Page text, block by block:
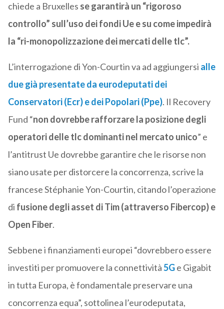
chiede a Bruxelles se garantirà un “rigoroso
controllo” sull’uso dei fondi Ue e su come impedirà
la “ri-monopolizzazione dei mercati delle tlc”.
L’interrogazione di Yon-Courtin va ad aggiungersi alle
due già presentate da eurodeputati dei
Conservatori (Ecr) e dei Popolari (Ppe). Il Recovery
Fund “non dovrebbe rafforzare la posizione degli
operatori delle tlc dominanti nel mercato unico” e
l’antitrust Ue dovrebbe garantire che le risorse non
siano usate per distorcere la concorrenza, scrive la
francese Stéphanie Yon-Courtin, citando l’operazione
di fusione degli asset di Tim (attraverso Fibercop) e
Open Fiber.
Sebbene i finanziamenti europei “dovrebbero essere
investiti per promuovere la connettività5Ge Gigabit
in tutta Europa, è fondamentale preservare una
concorrenza equa”, sottolinea l’eurodeputata,